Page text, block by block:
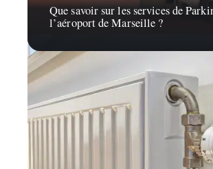
Que savoir sur les services de
l’aéroport de Marseille ?